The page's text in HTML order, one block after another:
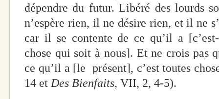
dépendre du futur. Libéré des lourds
n’espère rien, il ne désire rien, et il ne
car il se contente de ce qu’il a
chose qui soit à nous]. Et ne crois pas
ce qu’il a [le présent], c’est toutes
14 etDes Bienfaits, VII, 2, 4-5).